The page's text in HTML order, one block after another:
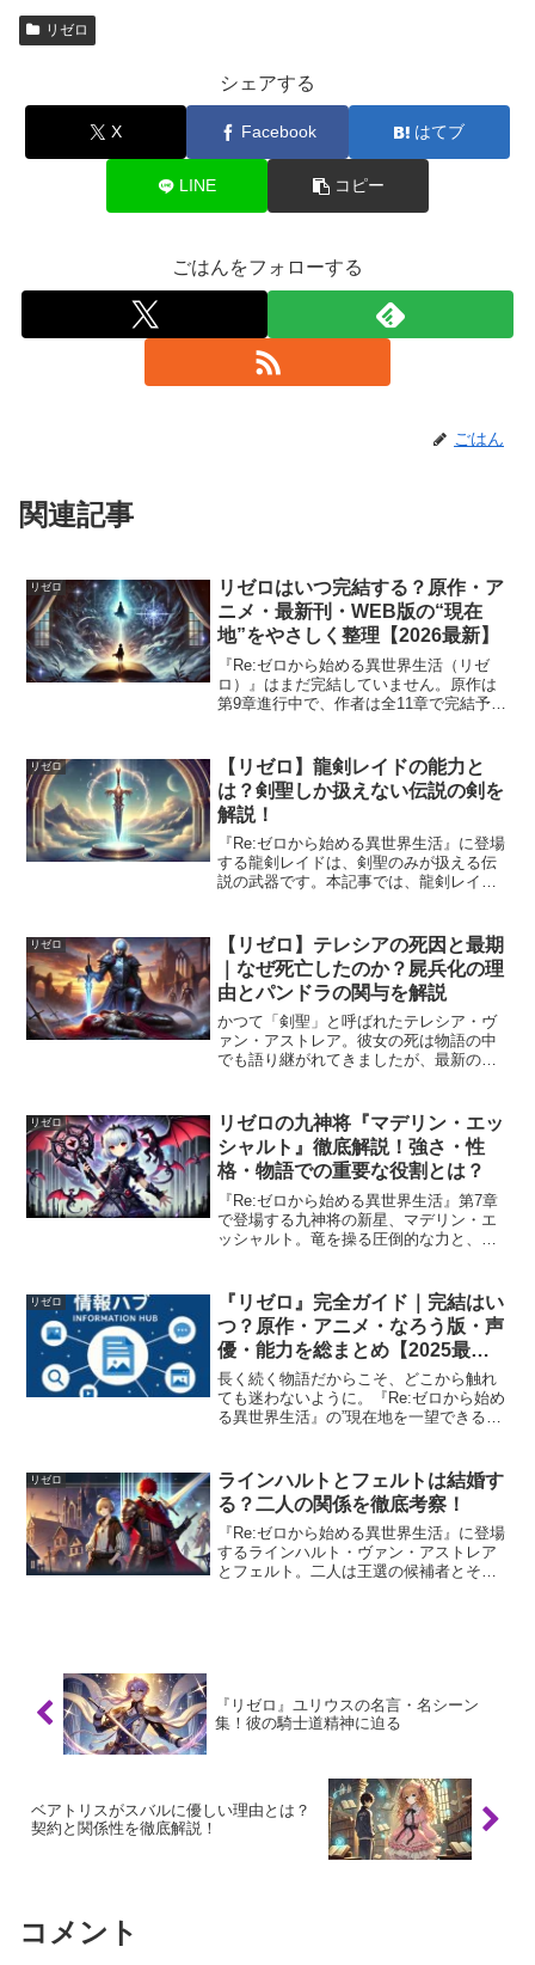
リゼロ
シェアする
X Facebook はてブ
LINE コピー
ごはんをフォローする
ごはん
関連記事
リゼロ
リゼロはいつ完結する？原作・ア
ニメ・最新刊・WEB版の“現在
地”をやさしく整理【2026最新】
『Re:ゼロから始める異世界生活（リゼ
ロ）』はまだ完結していません。原作は
第9章進行中で、作者は全11章で完結予
します。
リゼロ
【リゼロ】龍剣レイドの能力と
は？剣聖しか扱えない伝説の剣を
解説！
『Re:ゼロから始める異世界生活』に登場
する龍剣レイドは、剣聖のみが扱える伝
説の武器です。本記事では、龍剣レイド
す。・龍剣レイドの能力一覧・剣聖にし
か扱えない理由・ライ...
リゼロ
【リゼロ】テレシアの死因と最期
｜なぜ死亡したのか？屍兵化の理
由とパンドラの関与を解説
かつて「剣聖」と呼ばれたテレシア・ヴ
ァン・アストレア。彼女の死は物語の中
でも語り継がれてきましたが、最新の描
揺らぎが生まれました。そしてさらに、
死んだはずの彼女が“屍兵...
リゼロ
リゼロの九神将『マデリン・エッ
シャルト』徹底解説！強さ・性
格・物語での重要な役割とは？
『Re:ゼロから始める異世界生活』第7章
で登場する九神将の新星、マデリン・エ
ッシャルト。竜を操る圧倒的な力と、謎
の記事では、マデリンの最新情報を含
め、彼女の強さ・性格・...
リゼロ
『リゼロ』完全ガイド｜完結はい
つ？原作・アニメ・なろう版・声
優・能力を総まとめ【2025最
新】
長く続く物語だからこそ、どこから触れ
ても迷わないように。『Re:ゼロから始め
る異世界生活』の”現在地を一望できる総
【リゼロ】簡単あらすじ＆ストーリー完
全解説📌 キ...
リゼロ
ラインハルトとフェルトは結婚す
る？二人の関係を徹底考察！
『Re:ゼロから始める異世界生活』に登場
するラインハルト・ヴァン・アストレア
とフェルト。二人は王選の候補者とその
『リゼロ』ユリウスの名言・名シーン
集！彼の騎士道精神に迫る
ベアトリスがスバルに優しい理由とは？
契約と関係性を徹底解説！
コメント